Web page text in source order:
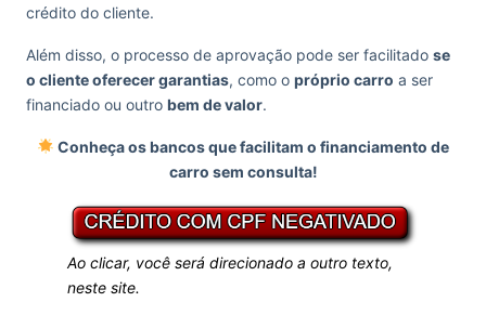
crédito do cliente.
Além disso, o processo de aprovação pode ser facilitado se
o cliente oferecer garantias, como o próprio carro a ser
financiado ou outro bem de valor.
Conheça os bancos que facilitam o financiamento de
carro sem consulta!
Ao clicar, você será direcionado a outro texto,
neste site.